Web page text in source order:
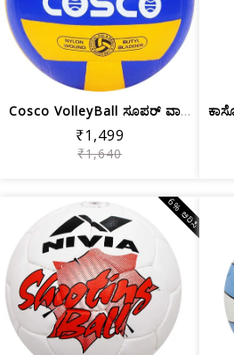
Cosco VolleyBall ಸೂಪರ್ ವಾಲಿ ಬಾಲ್ | 18...
₹1,499
₹1,640
6% ಆರಿಸಿ